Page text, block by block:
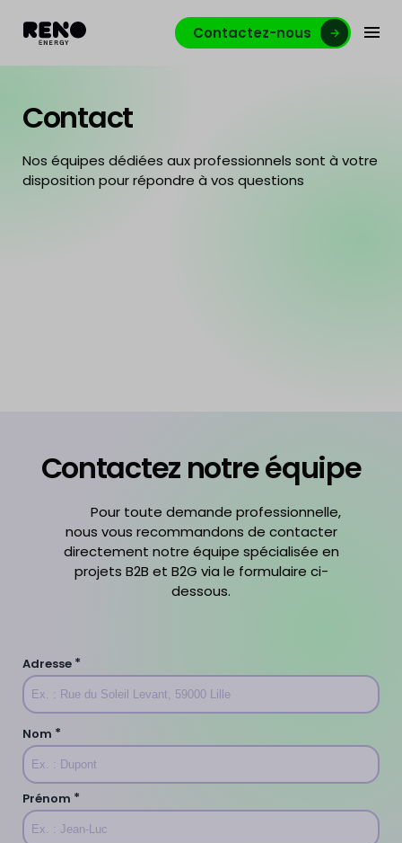
Contactez-nous
Contact
Nos équipes dédiées aux professionnels sont à votre
disposition pour répondre à vos questions
Contactez notre équipe
Pour toute demande professionnelle,
nous vous recommandons de contacter
directement notre équipe spécialisée en
projets B2B et B2G via le formulaire ci-
dessous.
Adresse *
Nom *
Prénom *